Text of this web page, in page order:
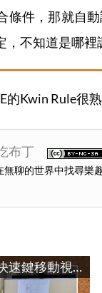
條件，那就自
不知道是哪裡
的Kwin Rule很
布丁
無聊的世界中找尋樂
在KDE中如何用快速鍵移動視窗到另一個螢幕？ / The Shortcut Key to Move Windows to Another Screen in KDE